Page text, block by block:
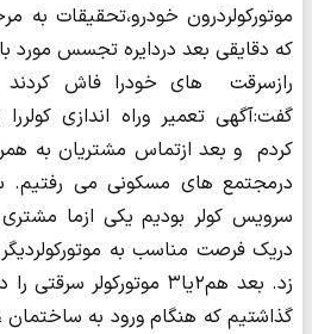
موتورکولردرون خودرو،تحقیقات به
که دقایقی بعد دردایره تجسس مورد
رازسرقت های خودرا فاش کردند
گفت:آگهی تعمیر وراه اندازی
کردم و بعد ازتماس مشتریان به
درمجتمع های مسکونی می
سرویس کولر بودیم یکی ازما
دریک فرصت مناسب به
زد. بعد هم۲یا۳
گذاشتیم که هنگام ورود به ساختمان